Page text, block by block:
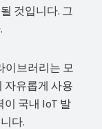
것입니다. 그
이브러리는 모
자유롭게 사용
이 국내 IoT 발
다.